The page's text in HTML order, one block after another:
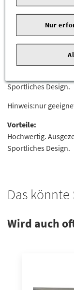
Dynamisch und
Die
einen optischen
Vorteile:
Sportliches Design.
Hinweis:nur
Vorteile:
Hochwertig.
Sportliches Design.
Das könnte
Wird auch
Nur